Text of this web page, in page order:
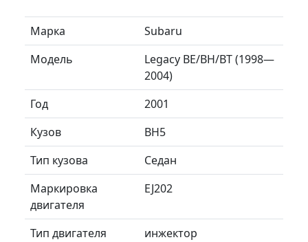
Марка
Subaru
Модель
Legacy BE/BH/BT (1998—
2004)
Год
2001
Кузов
BH5
Тип кузова
Седан
Маркировка
двигателя
EJ202
Тип двигателя
инжектор